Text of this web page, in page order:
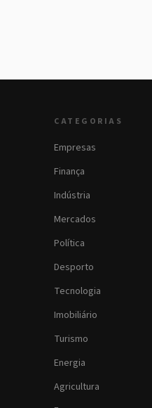
CATEGORIAS
Empresas
Finança
Indústria
Mercados
Política
Desporto
Tecnologia
Imobiliário
Turismo
Energia
Agricultura